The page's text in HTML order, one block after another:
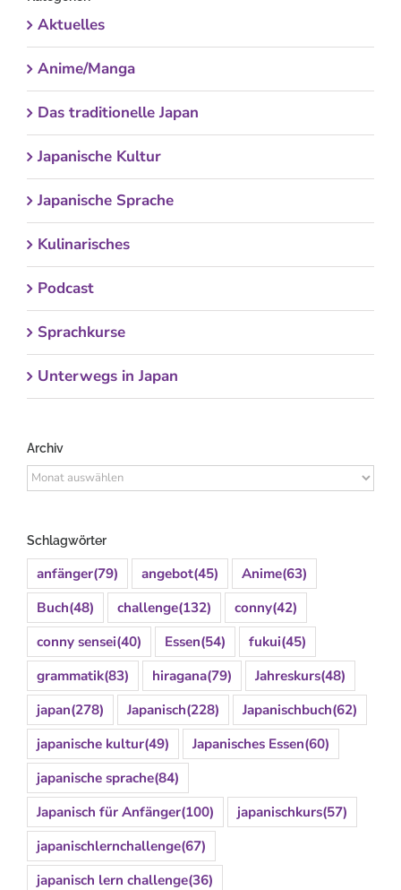
Aktuelles
Anime/Manga
Das traditionelle Japan
Japanische Kultur
Japanische Sprache
Kulinarisches
Podcast
Sprachkurse
Unterwegs in Japan
Archiv
Archiv
Schlagwörter
anfänger(79) angebot(45) Anime(63)
Buch(48) challenge(132) conny(42)
conny sensei(40) Essen(54) fukui(45)
grammatik(83) hiragana(79) Jahreskurs(48)
japan(278) Japanisch(228) Japanischbuch(62)
japanische kultur(49) Japanisches Essen(60)
japanische sprache(84)
Japanisch für Anfänger(100) japanischkurs(57)
japanischlernchallenge(67)
japanisch lern challenge(36)